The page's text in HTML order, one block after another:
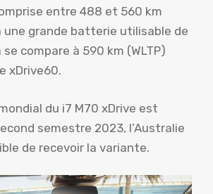
entre 488 et 560 km
une grande batterie utilisable de
se compare à 590 km (WLTP)
xDrive60.
du i7 M70 xDrive est
semestre 2023, l’Australie
de recevoir la variante.